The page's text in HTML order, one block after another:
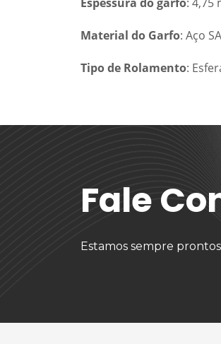
Material do Garfo: Aço
Tipo de Rolamento:
Fale
Estamos sempre